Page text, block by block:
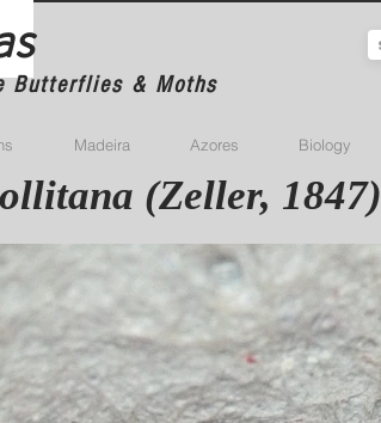
Butterflies & Moths
Madeira Azores Biology
(Zeller, 1847)